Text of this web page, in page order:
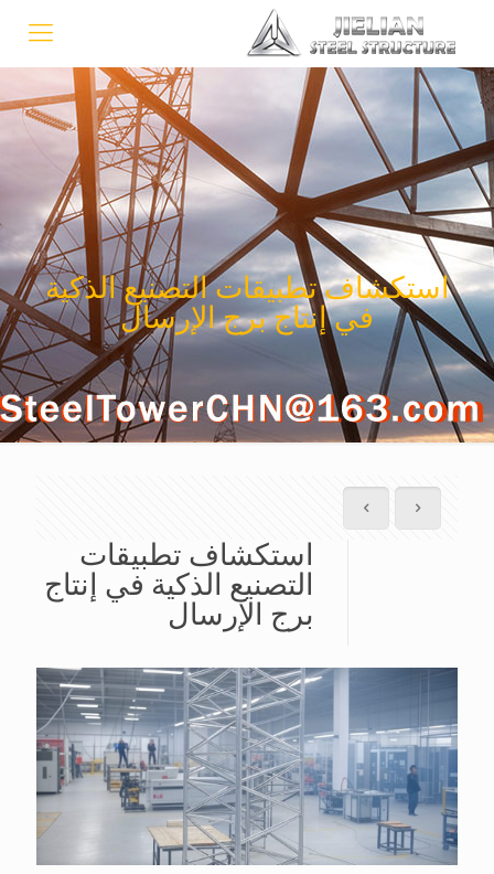
استكشاف تطبيقات التصنيع الذكية
في إنتاج برج الإرسال
استكشاف تطبيقات
التصنيع الذكية في إنتاج
برج الإرسال